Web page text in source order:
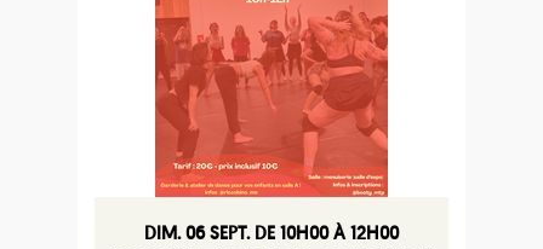
DIM. 06 SEPT. DE 10H00 À 12H00